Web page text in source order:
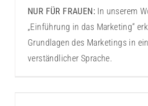
NUR FÜR FRAUEN: In unserem
„Einführung in das Marketing“
Grundlagen des Marketings in
verständlicher Sprache.